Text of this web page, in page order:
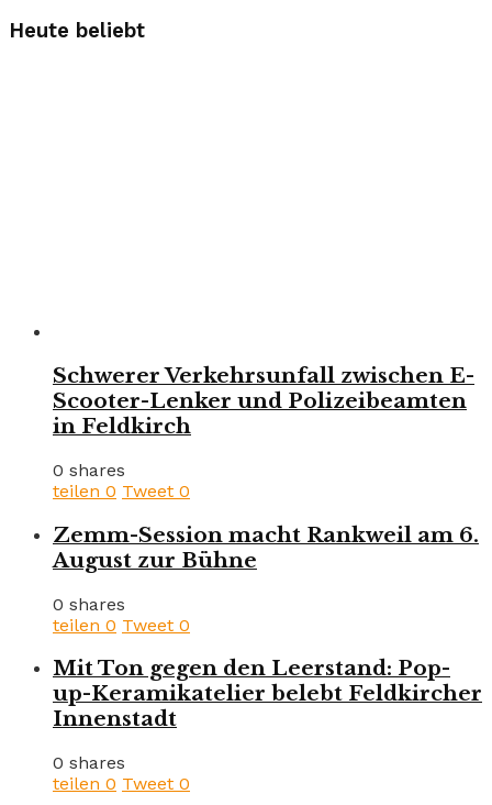
Heute beliebt
Schwerer Verkehrsunfall zwischen E-
Scooter-Lenker und Polizeibeamten
in Feldkirch
0 shares
teilen 0 Tweet 0
Zemm-Session macht Rankweil am 6.
August zur Bühne
0 shares
teilen 0 Tweet 0
Mit Ton gegen den Leerstand: Pop-
up-Keramikatelier belebt Feldkircher
Innenstadt
0 shares
teilen 0 Tweet 0